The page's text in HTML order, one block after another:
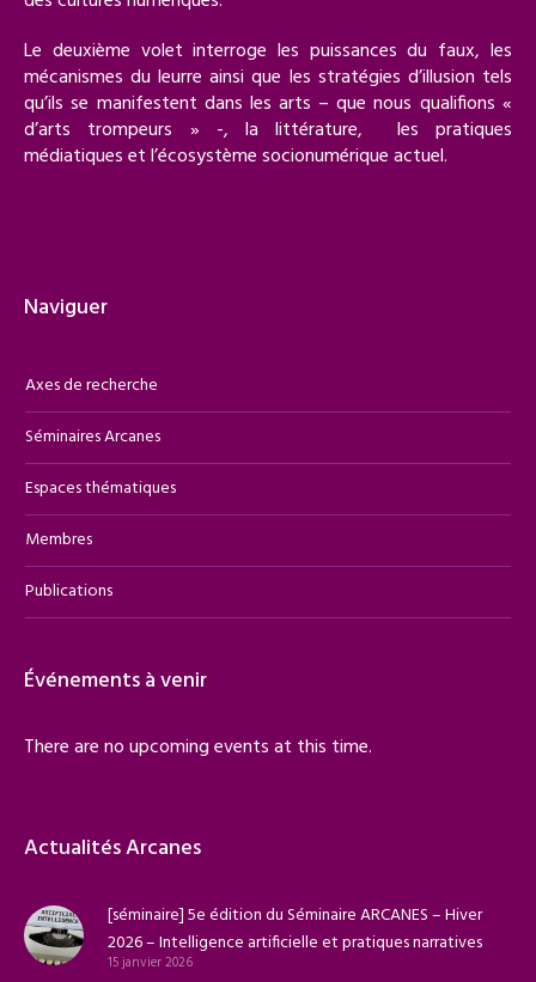
Le deuxième volet interroge les puissances du faux, les
mécanismes du leurre ainsi que les stratégies d’illusion tels
qu’ils se manifestent dans les arts – que nous qualifions «
d’arts trompeurs » -, la littérature, les pratiques
médiatiques et l’écosystème socionumérique actuel.
Naviguer
Axes de recherche
Séminaires Arcanes
Espaces thématiques
Membres
Publications
Événements à venir
There are no upcoming events at this time.
Actualités Arcanes
[séminaire] 5e édition du Séminaire ARCANES – Hiver
2026 – Intelligence artificielle et pratiques narratives
15 janvier 2026